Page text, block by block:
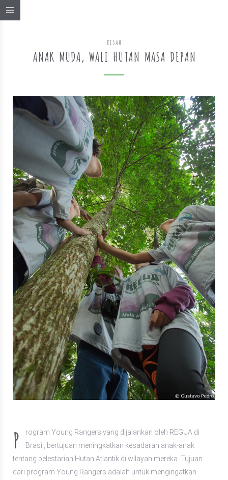
KISAH
ANAK MUDA, WALI HUTAN MASA DEPAN
P
rogram Young Rangers yang dijalankan oleh REGUA di
Brasil, bertujuan meningkatkan kesadaran anak-anak
tentang pelestarian Hutan Atlantik di wilayah mereka. Tujuan
dari program Young Rangers adalah untuk mengingatkan